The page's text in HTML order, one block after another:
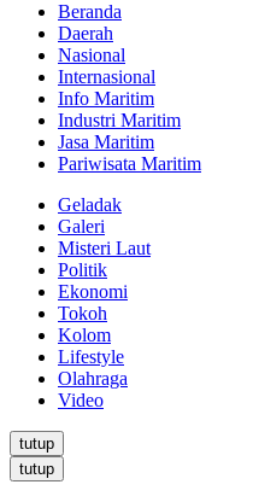
Beranda
Daerah
Nasional
Internasional
Info Maritim
Industri Maritim
Jasa Maritim
Pariwisata Maritim
Geladak
Galeri
Misteri Laut
Politik
Ekonomi
Tokoh
Kolom
Lifestyle
Olahraga
Video
tutup
tutup